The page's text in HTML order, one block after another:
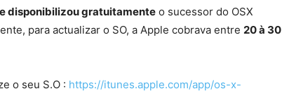
disponibilizou gratuitamente o sucessor do OSX
para actualizar o SO, a Apple cobrava entre 20 à 30
o seu S.O : https://itunes.apple.com/app/os-x-